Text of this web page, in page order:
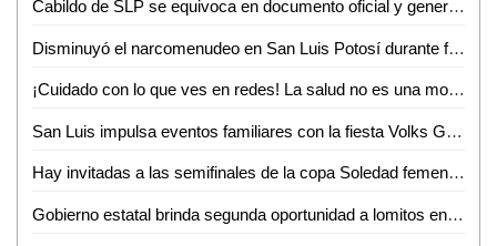
Cabildo de SLP se equivoca en documento oficial y genera confusión en cambio de nombre de avenida
Disminuyó el narcomenudeo en San Luis Potosí durante febrero
¡Cuidado con lo que ves en redes! La salud no es una moda, advierte nutrióloga
San Luis impulsa eventos familiares con la fiesta Volks Girls
Hay invitadas a las semifinales de la copa Soledad femenil 2026
Gobierno estatal brinda segunda oportunidad a lomitos en la Guardia Civil